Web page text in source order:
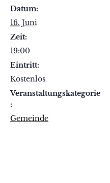
Datum:
16. Juni
Zeit:
19:00
Eintritt:
Kostenlos
Veranstaltungskategorie
:
Gemeinde